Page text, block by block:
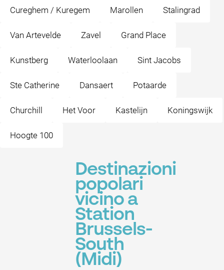
Cureghem / Kuregem Marollen Stalingrad
Van Artevelde Zavel Grand Place
Kunstberg Waterloolaan Sint Jacobs
Ste Catherine Dansaert Potaarde
Churchill Het Voor Kastelijn Koningswijk
Hoogte 100
Destinazioni
popolari
vicino a
Station
Brussels-
South
(Midi)